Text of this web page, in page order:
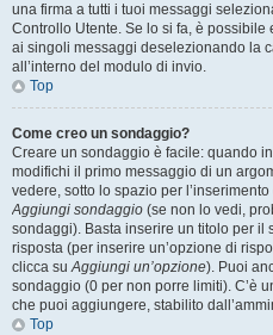
una firma a tutti i tuoi messaggi
Controllo Utente. Se lo si fa, è
ai singoli messaggi deselezionando la
all’interno del modulo di invio.
Top
Come creo un sondaggio?
Creare un sondaggio è facile: quando
modifichi il primo messaggio di un
vedere, sotto lo spazio per
Aggiungi sondaggio (se non lo vedi,
sondaggi). Basta inserire un titolo per
risposta (per inserire un’opzione di
clicca suAggiungi un’opzione). Puoi
sondaggio (0 per non porre limiti). C’è
che puoi aggiungere, stabilito
Top